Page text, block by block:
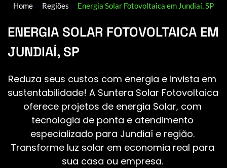
Home Regiões Energia Solar Fotovoltaica em Jundiaí, SP
ENERGIA SOLAR FOTOVOLTAICA EM
JUNDIAÍ, SP
Reduza seus custos com energia e invista em
sustentabilidade! A Suntera Solar Fotovoltaica
oferece projetos de energia Solar, com
tecnologia de ponta e atendimento
especializado para Jundiaí e região.
Transforme luz solar em economia real para
sua casa ou empresa.